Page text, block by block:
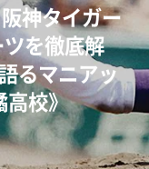
ハイロ・ペト
日本人指導
で…」【イ
阪神タイガー
ツを徹底解
るマニアッ
校》
た三塁手…
涙”の理由
トゲーム」
荒木大輔と
バーと“あ
じタイプで